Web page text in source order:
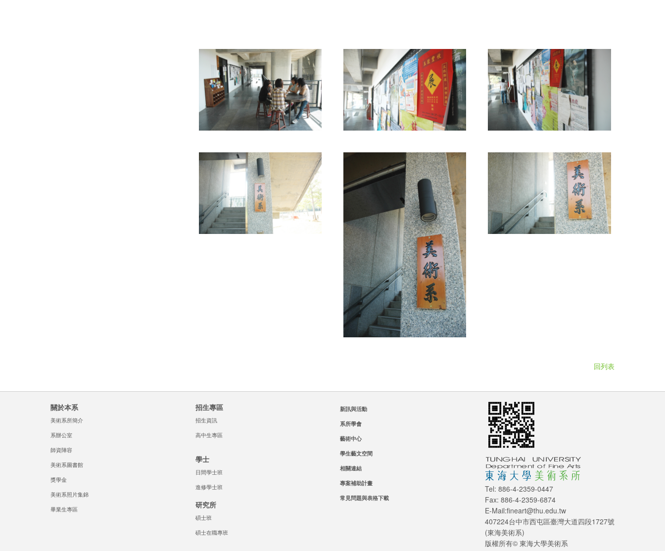
回列表
關於本系
美術系所簡介
系辦公室
師資陣容
美術系圖書館
獎學金
美術系照片集錦
畢業生專區
招生專區
招生資訊
高中生專區
學士
日間學士班
進修學士班
研究所
碩士班
碩士在職專班
新訊與活動
系所學會
藝術中心
學生藝文空間
相關連結
專案補助計畫
常見問題與表格下載
Tel: 886-4-2359-0447
Fax: 886-4-2359-6874
E-Mail:fineart@thu.edu.tw
407224台中市西屯區臺灣大道四段1727號
(東海美術系)
版權所有© 東海大學美術系